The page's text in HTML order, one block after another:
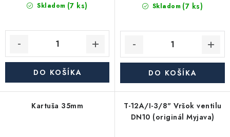
Skladom (7 ks)
DO KOŠÍKA
Skladom (7 ks)
DO KOŠÍKA
Kartuša 35mm
T-12A/I-3/8" Vršok ventilu
DN10 (originál Myjava)